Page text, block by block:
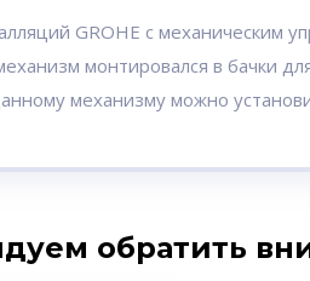
GROHE с механическим
монтировался в бачки
механизму можно
обратить